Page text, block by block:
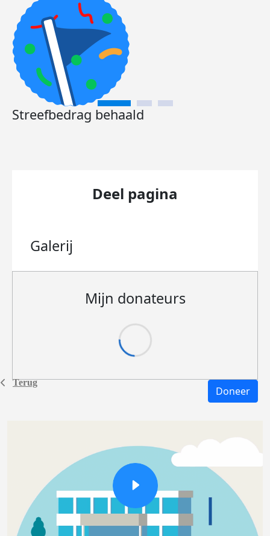
Terug
Streefbedrag behaald
Deel pagina
Galerij
Mijn donateurs
Doneer